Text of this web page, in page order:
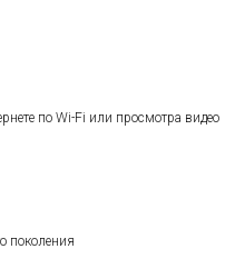
по Wi-Fi или просмотра видео
поколения